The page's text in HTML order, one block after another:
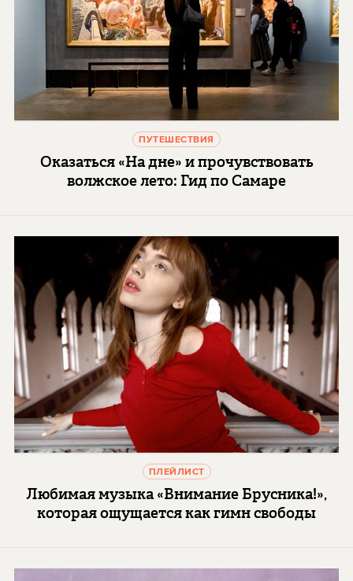
ПУТЕШЕСТВИЯ
Оказаться «На дне» и прочувствовать
волжское лето: Гид по Самаре
ПЛЕЙЛИСТ
Любимая музыка «Внимание Брусника!»,
которая ощущается как гимн свободы